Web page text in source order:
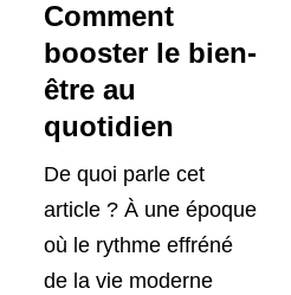
Comment
booster le bien-
être au
quotidien
De quoi parle cet
article ? À une époque
où le rythme effréné
de la vie moderne